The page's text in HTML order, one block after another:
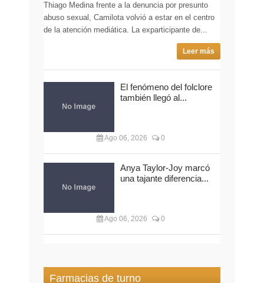
Thiago Medina frente a la denuncia por presunto
abuso sexual, Camilota volvió a estar en el centro
de la atención mediática. La exparticipante de...
Leer más
El fenómeno del folclore
también llegó al...
Ago 06, 2026 0
Anya Taylor-Joy marcó
una tajante diferencia...
Ago 06, 2026 0
Farmacias de turno